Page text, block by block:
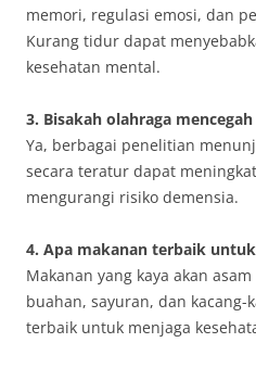
memori, regulasi emosi, dan
Kurang tidur dapat
kesehatan mental.
3. Bisakah olahraga
Ya, berbagai penelitian
secara teratur dapat
mengurangi risiko demensia.
4. Apa makanan terbaik
Makanan yang kaya akan
buahan, sayuran, dan
terbaik untuk menjaga